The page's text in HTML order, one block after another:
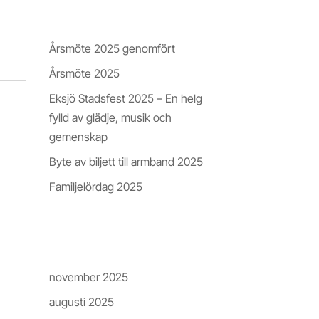
Årsmöte 2025 genomfört
Årsmöte 2025
Eksjö Stadsfest 2025 – En helg
fylld av glädje, musik och
gemenskap
Byte av biljett till armband 2025
Familjelördag 2025
november 2025
augusti 2025